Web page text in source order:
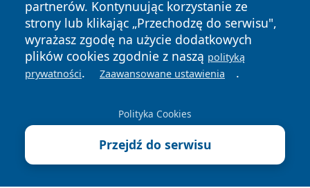
partnerów. Kontynuując korzystanie ze
strony lub klikając „Przechodzę do serwisu",
wyrażasz zgodę na użycie dodatkowych
plików cookies zgodnie z naszą polityką
prywatności. Zaawansowane ustawienia .
Polityka Cookies
Przejdź do serwisu
News Autorzy
Polityka
Prywatności
Polityka
Cookies